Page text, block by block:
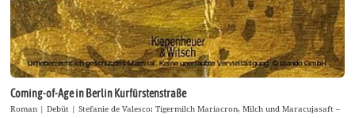
Coming-of-Age in Berlin Kurfürstenstraße
Roman | Debüt | Stefanie de Valesco: Tigermilch Mariacron, Milch und Maracujasaft –